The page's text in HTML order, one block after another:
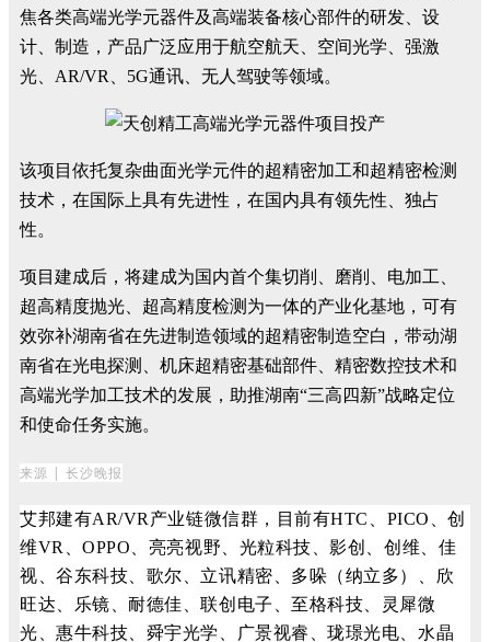
焦各类高端光学元器件及高端装备核心部件的研发、设
计、制造，产品广泛应用于航空航天、空间光学、强激
光、AR/VR、5G通讯、无人驾驶等领域。
该项目依托复杂曲面光学元件的超精密加工和超精密检测
技术，在国际上具有先进性，在国内具有领先性、独占
性。
项目建成后，将建成为国内首个集切削、磨削、电加工、
超高精度抛光、超高精度检测为一体的产业化基地，可有
效弥补湖南省在先进制造领域的超精密制造空白，带动湖
南省在光电探测、机床超精密基础部件、精密数控技术和
高端光学加工技术的发展，助推湖南“三高四新”战略定位
和使命任务实施。
来源 | 长沙晚报
艾邦建有AR/VR产业链微信群，目前有HTC、PICO、创
维VR、OPPO、亮亮视野、光粒科技、影创、创维、佳
视、谷东科技、歌尔、立讯精密、多哚（纳立多）、欣
旺达、乐镜、耐德佳、联创电子、至格科技、灵犀微
光、惠牛科技、舜宇光学、广景视睿、珑璟光电、水晶